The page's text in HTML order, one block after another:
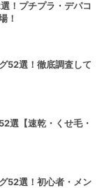
！プチプラ・デパコ
！
52選！徹底調査して
選【速乾・くせ毛・
52選！初心者・メン